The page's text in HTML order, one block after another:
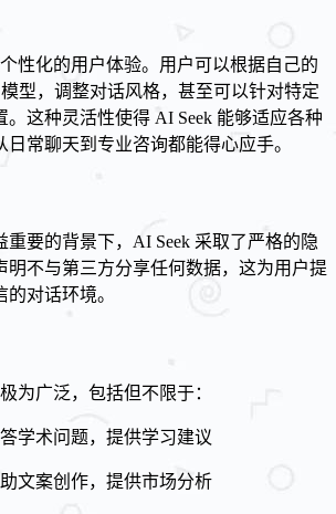
性化的用户体验。用户可以根据自己的
型，调整对话风格，甚至可以针对特定
。这种灵活性使得 AI Seek 能够适应各种
常聊天到专业咨询都能得心应手。
重要的背景下，AI Seek 采取了严格的隐
明不与第三方分享任何数据，这为用户提
对话环境。
为广泛，包括但不限于：
学术问题，提供学习建议
文案创作，提供市场分析